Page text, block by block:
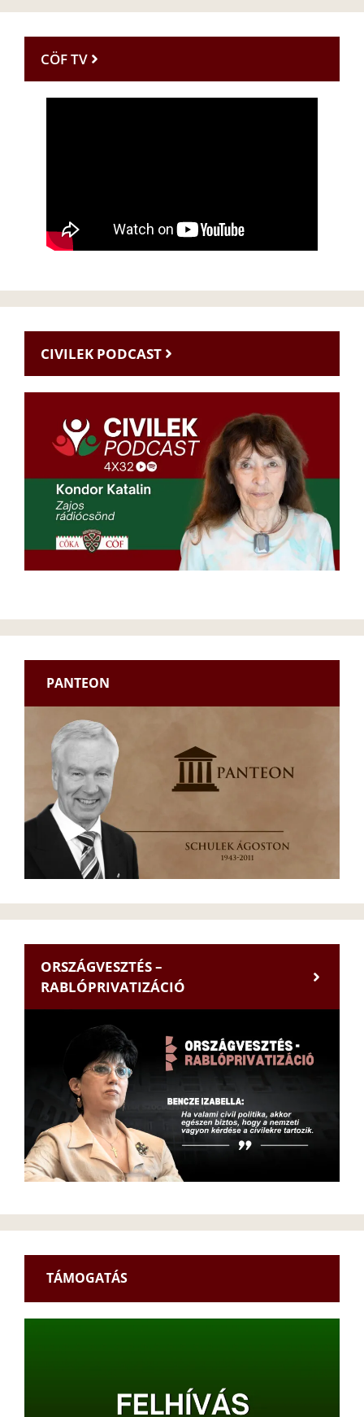
CÖF TV
CIVILEK PODCAST
PANTEON
ORSZÁGVESZTÉS –
RABLÓPRIVATIZÁCIÓ
TÁMOGATÁS